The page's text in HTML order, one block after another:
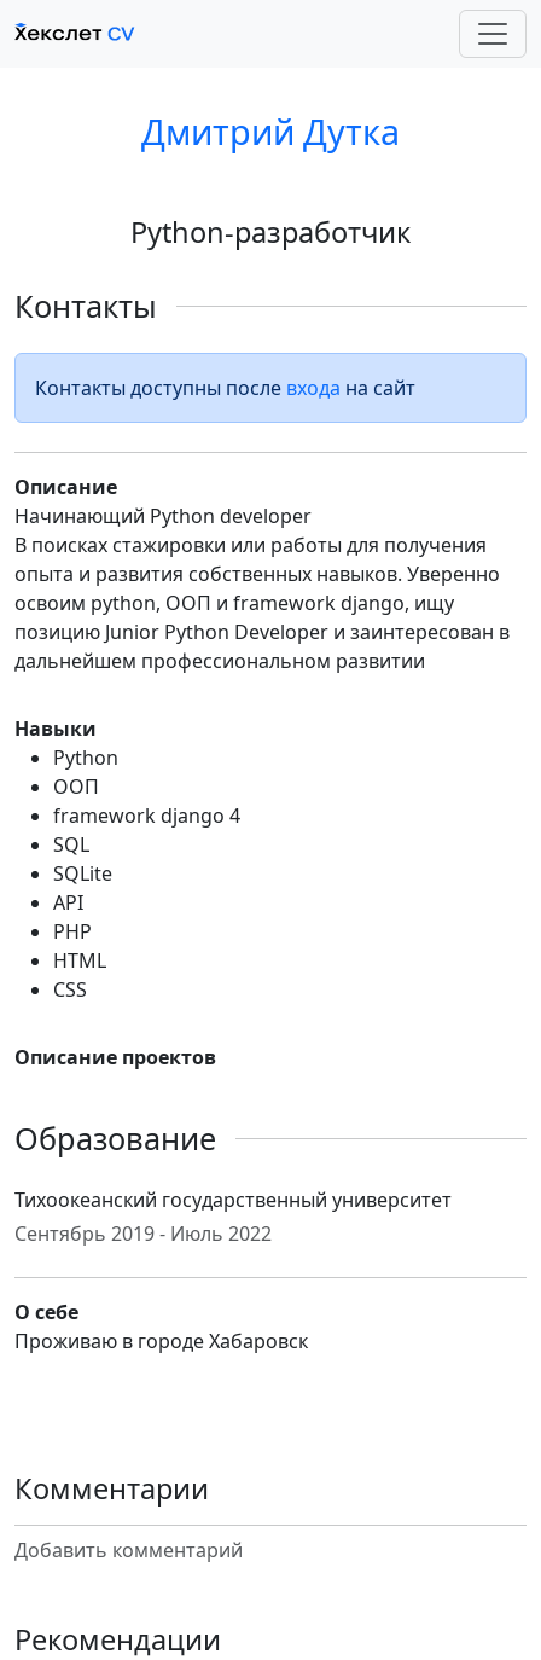
Дмитрий Дутка
Python-разработчик
Контакты
Контакты доступны после входа на сайт
Описание
Начинающий Python developer
В поисках стажировки или работы для получения
опыта и развития собственных навыков. Уверенно
освоим python, ООП и framework django, ищу
позицию Junior Python Developer и заинтересован в
дальнейшем профессиональном развитии
Навыки
Python
ООП
framework django 4
SQL
SQLite
API
PHP
HTML
CSS
Описание проектов
Образование
Тихоокеанский государственный университет
Сентябрь 2019 - Июль 2022
О себе
Проживаю в городе Хабаровск
Комментарии
Добавить комментарий
Рекомендации